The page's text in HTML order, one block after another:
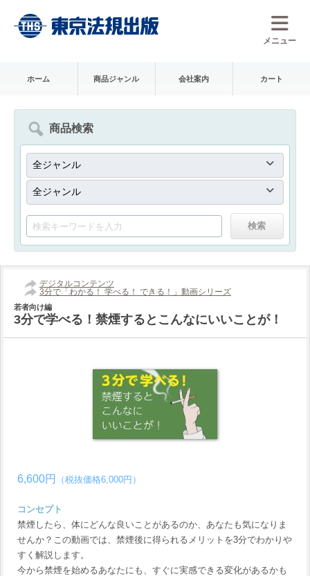
メニュー
ホーム 商品ジャンル 会社案内 カート
商品検索
デジタルコンテンツ
3分で「わかる！ 学べる！ できる！」動画シリーズ
若者向け編
3分で学べる！禁煙するとこんなにいいことが！
6,600円 （税抜価格6,000円）
コンセプト
禁煙したら、体にどんな良いことがあるのか、あなたも気になりま
せんか？この動画では、禁煙後に得られるメリットを3分でわかりや
すく解説します。
今から禁煙を始めるあなたにも、すぐに実感できる変化があるかも